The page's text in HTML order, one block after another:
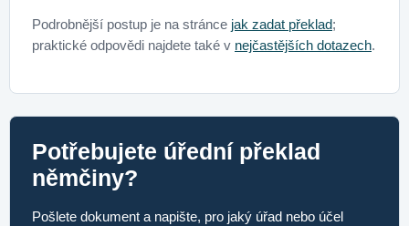
Podrobnější postup je na stránce jak zadat překlad;
praktické odpovědi najdete také v nejčastějších dotazech.
Potřebujete úřední překlad
němčiny?
Pošlete dokument a napište, pro jaký úřad nebo účel